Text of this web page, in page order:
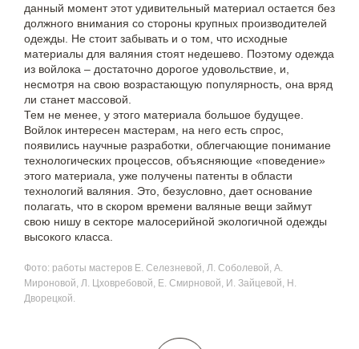
данный момент этот удивительный материал остается без
должного внимания со стороны крупных производителей
одежды. Не стоит забывать и о том, что исходные
материалы для валяния стоят недешево. Поэтому одежда
из войлока – достаточно дорогое удовольствие, и,
несмотря на свою возрастающую популярность, она вряд
ли станет массовой.
Тем не менее, у этого материала большое будущее.
Войлок интересен мастерам, на него есть спрос,
появились научные разработки, облегчающие понимание
технологических процессов, объясняющие «поведение»
этого материала, уже получены патенты в области
технологий валяния. Это, безусловно, дает основание
полагать, что в скором времени валяные вещи займут
свою нишу в секторе малосерийной экологичной одежды
высокого класса.
Фото: работы мастеров Е. Селезневой, Л. Соболевой, А.
Мироновой, Л. Цховребовой, Е. Смирновой, И. Зайцевой, Н.
Дворецкой.